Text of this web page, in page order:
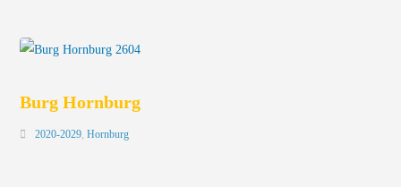
Burg Hornburg
2020-2029,Hornburg